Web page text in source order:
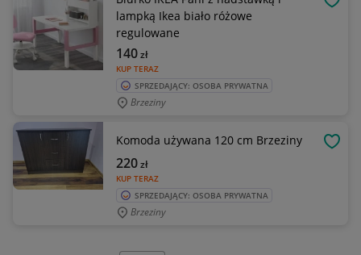
lampką Ikea biało różowe
regulowane
KUP TERAZ
140zł
SPRZEDAJĄCY: OSOBA PRYWATNA
Brzeziny
Komoda używana 120 cm Brzeziny
KUP TERAZ
220zł
SPRZEDAJĄCY: OSOBA PRYWATNA
Brzeziny